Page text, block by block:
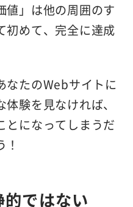
値」は他の周囲のす
初めて、完全に達成
なたのWebサイトに
験を見なければ、
とになってしまうだ
ではない